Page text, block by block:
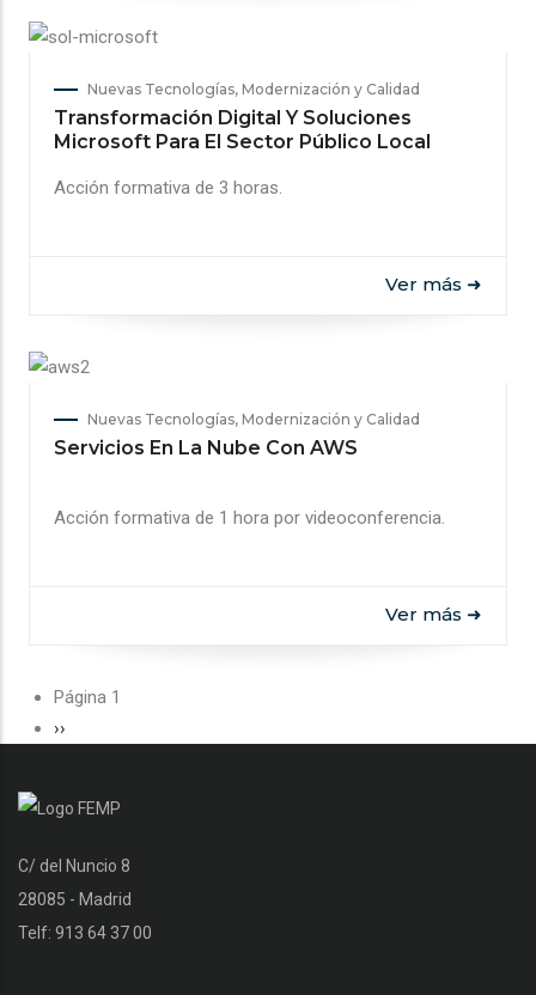
Nuevas Tecnologías, Modernización y Calidad
Transformación Digital Y Soluciones
Microsoft Para El Sector Público Local
Acción formativa de 3 horas.
Ver más ➜
Nuevas Tecnologías, Modernización y Calidad
Servicios En La Nube Con AWS
Acción formativa de 1 hora por videoconferencia.
Ver más ➜
Paginación
Página 1
Siguiente
››
C/ del Nuncio 8
28085 - Madrid
Telf: 913 64 37 00